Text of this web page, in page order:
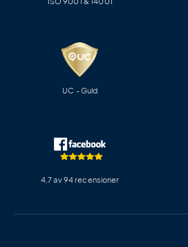
UC - Guld
4,7 av 94 recensioner